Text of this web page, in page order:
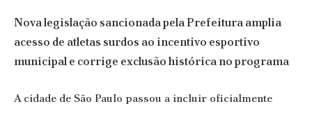
Nova legislação sancionada pela Prefeitura amplia
acesso de atletas surdos ao incentivo esportivo
municipal e corrige exclusão histórica no programa
A cidade de São Paulo passou a incluir oficialmente